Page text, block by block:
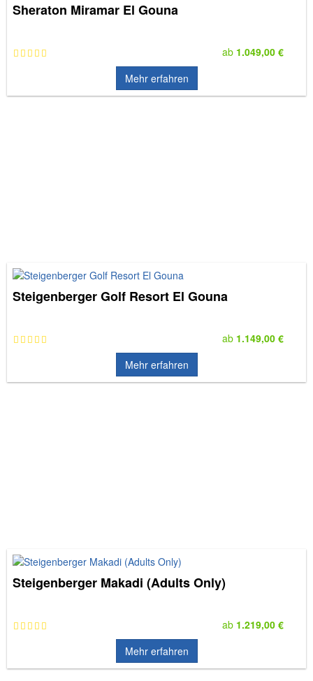
Sheraton Miramar El Gouna
ab 1.049,00 €
Mehr erfahren
Steigenberger Golf Resort El Gouna
ab 1.149,00 €
Mehr erfahren
Steigenberger Makadi (Adults Only)
ab 1.219,00 €
Mehr erfahren